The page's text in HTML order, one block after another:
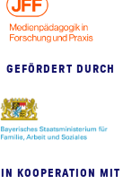
GEFÖRDERT DURCH
IN KOOPERATION MIT